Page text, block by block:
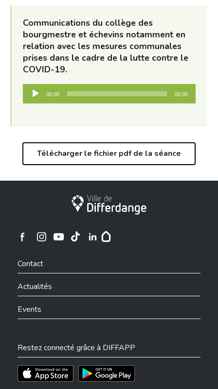
Communications du collège des
bourgmestre et échevins notamment en
relation avec les mesures communales
prises dans le cadre de la lutte contre le
COVID-19.
Lecteur
audio
00:00 00:00
Télécharger le fichier pdf de la séance
Ville de Differdange
Ville de Differdange sur Instagram
Contact
Actualités
Events
Restez connecté grâce à DIFFAPP
Téléchargez l'app sur l'App StoreTéléchargez l'app sur Play Store